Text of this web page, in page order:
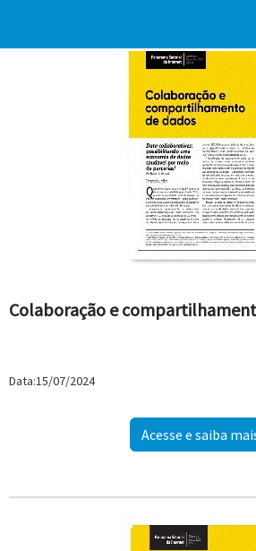
Colaboração e
Data:15/07/2024
Acesse e saiba